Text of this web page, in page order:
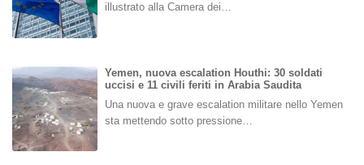
illustrato alla Camera dei…
Yemen, nuova escalation Houthi: 30 soldati
uccisi e 11 civili feriti in Arabia Saudita
Una nuova e grave escalation militare nello Yemen
sta mettendo sotto pressione…